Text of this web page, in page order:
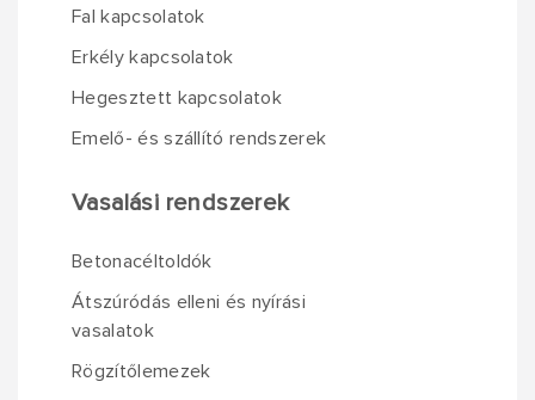
Fal kapcsolatok
Erkély kapcsolatok
Hegesztett kapcsolatok
Emelő- és szállító rendszerek
Vasalási rendszerek
Betonacéltoldók
Átszúródás elleni és nyírási
vasalatok
Rögzítőlemezek